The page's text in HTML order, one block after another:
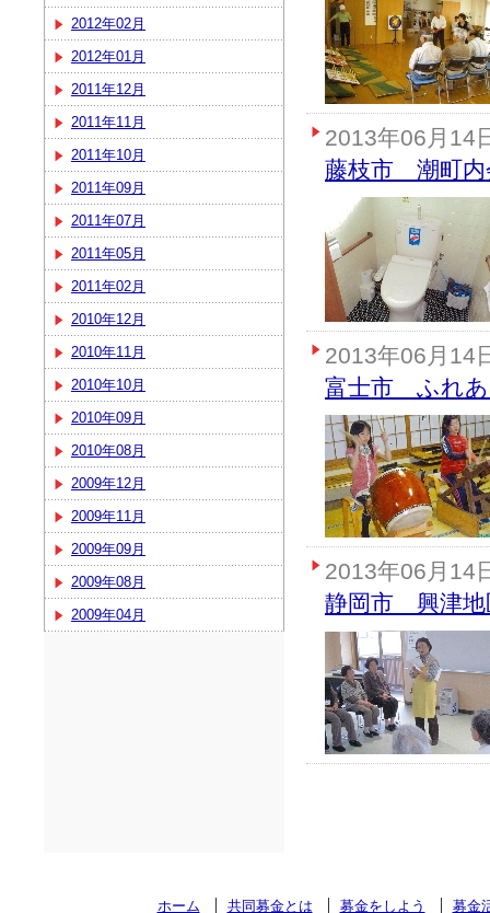
2012年02月
2012年01月
2011年12月
2011年11月
2011年10月
2011年09月
2011年07月
2011年05月
2011年02月
2010年12月
2010年11月
2010年10月
2010年09月
2010年08月
2009年12月
2009年11月
2009年09月
2009年08月
2009年04月
2013年06月14
藤枝市 潮町内
2013年06月14
富士市 ふれあ
2013年06月14
静岡市 興津地
ホーム 共同募金とは 募金をしよう 募金